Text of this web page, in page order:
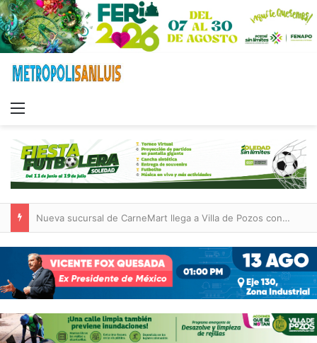
Nueva sucursal de CarneMart llega a Villa de Pozos con inversión y generación de empleos